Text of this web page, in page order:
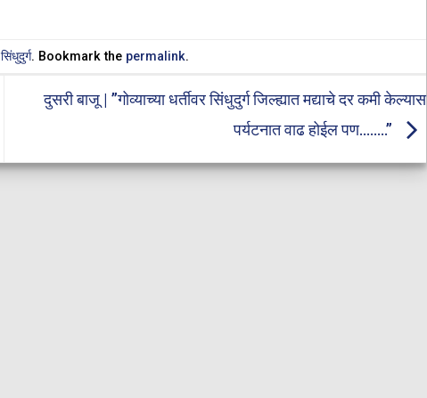
सिंधुदुर्ग. Bookmark the permalink.
दुसरी बाजू | ”गोव्याच्या धर्तीवर सिंधुदुर्ग जिल्ह्यात मद्याचे दर कमी केल्यास
पर्यटनात वाढ होईल पण……..”